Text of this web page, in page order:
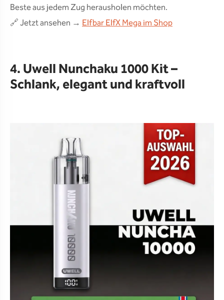
Beste aus jedem Zug herausholen möchten.
🔗 Jetzt ansehen → Elfbar ElfX Mega im Shop
4. Uwell Nunchaku 1000 Kit –
Schlank, elegant und kraftvoll